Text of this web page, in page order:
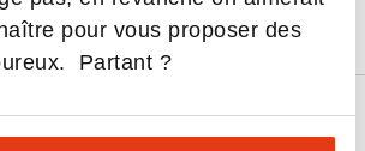
pour vous proposer des
Partant ?